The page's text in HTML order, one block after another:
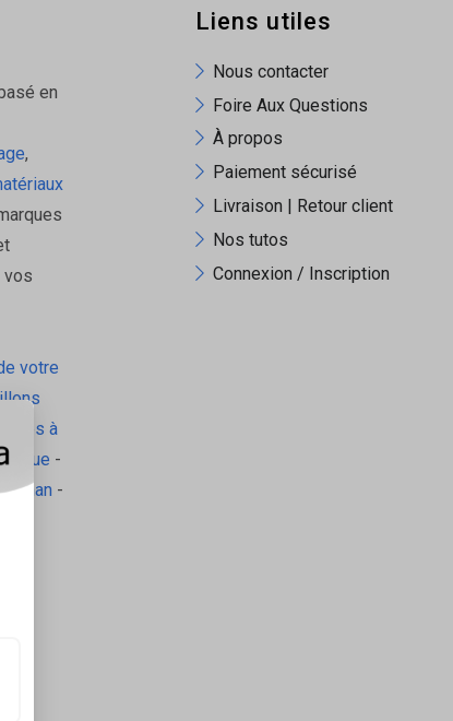
en
,
vos
votre
à
-
-
Liens utiles
Nous contacter
Foire Aux Questions
À propos
Paiement sécurisé
Livraison | Retour client
Nos tutos
Connexion / Inscription